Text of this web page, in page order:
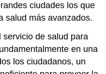
ciudades los que
salud más avanzados.
servicio de salud para
en una
los ciudadanos, un